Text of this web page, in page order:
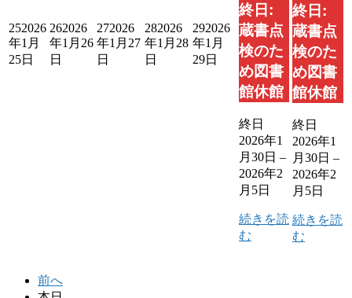
252026
年1月
25日
262026
年1月26
日
272026
年1月27
日
282026
年1月28
日
292026
年1月
29日
終日:
蔵書点
検のた
め図書
館休館
終日
2026年1
月30日 –
2026年2
月5日
続きを読
む
終日:
蔵書点
検のた
め図書
館休館
終日
2026年1
月30日 –
2026年2
月5日
続きを読
む
前へ